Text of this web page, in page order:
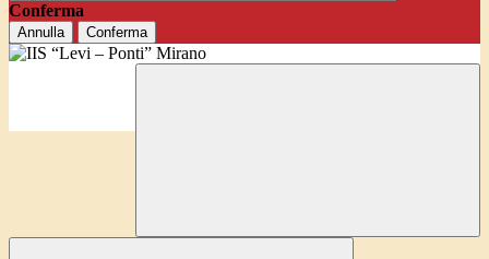
Conferma
Annulla Conferma